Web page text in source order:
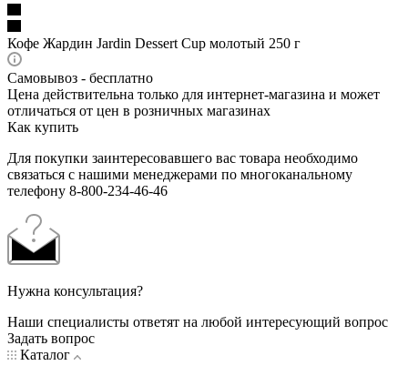
Кофе Жардин Jardin Dessert Cup молотый 250 г
Самовывоз - бесплатно
Цена действительна только для интернет-магазина и может
отличаться от цен в розничных магазинах
Как купить
Для покупки заинтересовавшего вас товара необходимо
связаться с нашими менеджерами по многоканальному
телефону 8-800-234-46-46
Нужна консультация?
Наши специалисты ответят на любой интересующий вопрос
Задать вопрос
Каталог